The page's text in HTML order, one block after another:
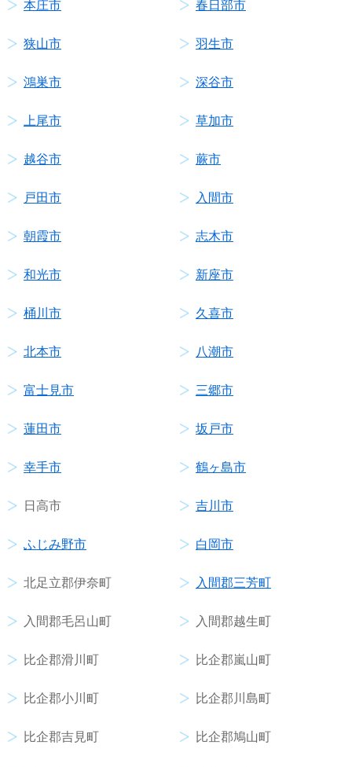
本庄市 春日部市
狭山市 羽生市
鴻巣市 深谷市
上尾市 草加市
越谷市 蕨市
戸田市 入間市
朝霞市 志木市
和光市 新座市
桶川市 久喜市
北本市 八潮市
富士見市 三郷市
蓮田市 坂戸市
幸手市 鶴ヶ島市
日高市 吉川市
ふじみ野市 白岡市
北足立郡伊奈町 入間郡三芳町
入間郡毛呂山町 入間郡越生町
比企郡滑川町 比企郡嵐山町
比企郡小川町 比企郡川島町
比企郡吉見町 比企郡鳩山町